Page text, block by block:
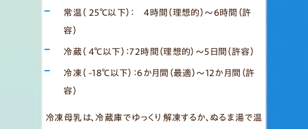
常温（ 25℃以下）： 4時間（理想的）～6時間（許
容）
冷蔵（ 4℃以下）：72時間（理想的）～5日間（許容）
冷凍（ -18℃以下）：6か月間（最適）～12か月間（許
容）
冷凍母乳は、冷蔵庫でゆっくり解凍するか、ぬるま湯で温